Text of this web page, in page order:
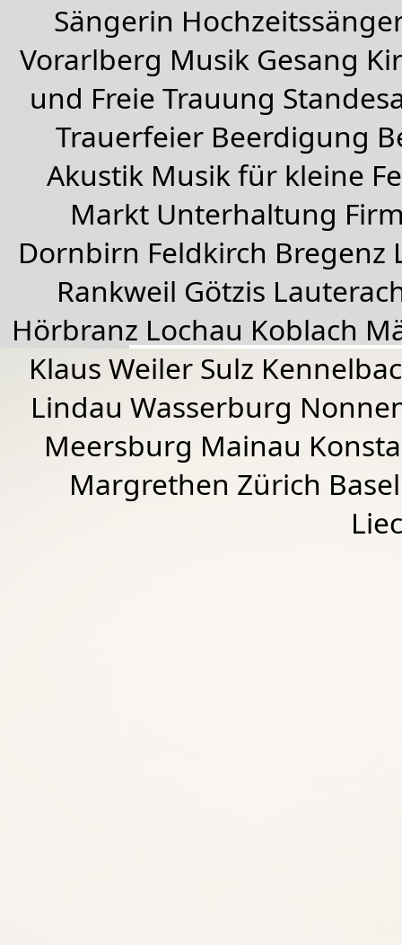
Sängerin
Vorarlberg Musik Gesang
und Freie Trauung
Trauerfeier Beerdigung
Akustik Musik für kleine
Markt Unterhaltung
Dornbirn Feldkirch Bregenz
Rankweil Götzis
Hörbranz Lochau Koblach
Klaus Weiler Sulz
Lindau Wasserburg
Meersburg Mainau
Margrethen Zürich